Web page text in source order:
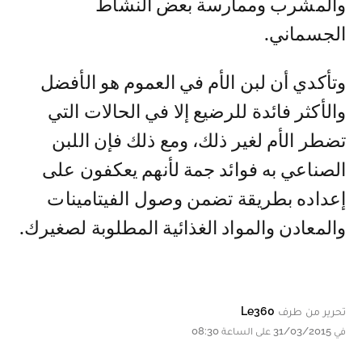
والمشرب وممارسة بعض النشاط
الجسماني.
وتأكدي أن لبن الأم في العموم هو الأفضل
والأكثر فائدة للرضيع إلا في الحالات التي
تضطر الأم لغير ذلك، ومع ذلك فإن اللبن
الصناعي به فوائد جمة لأنهم يعكفون على
إعداده بطريقة تضمن وصول الفيتامينات
والمعادن والمواد الغذائية المطلوبة لصغيرك.
تحرير من طرف Le360
في 31/03/2015 على الساعة 08:30